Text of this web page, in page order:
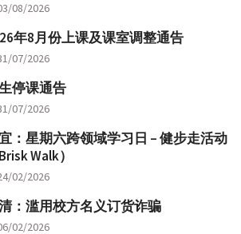
08/2026
年8月份上课及课室调整通告
07/2026
停课通告
07/2026
：星期六跨领域学习日 – 健步走活动
Brisk Walk）
02/2026
：滥用校方名义订货诈骗
02/2026